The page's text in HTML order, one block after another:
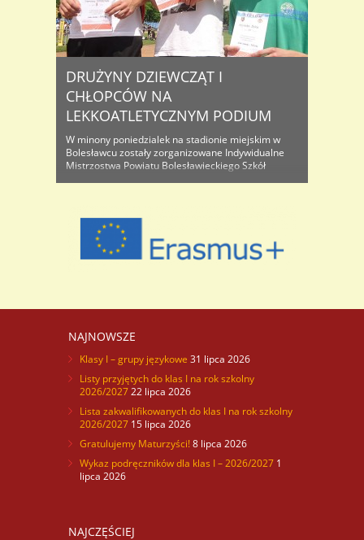
DRUŻYNY DZIEWCZĄT I
CHŁOPCÓW NA
LEKKOATLETYCZNYM PODIUM
W minony poniedzialek na stadionie miejskim w
Bolesławcu zostały zorganizowane Indywidualne
Mistrzostwa Powiatu Bolesławieckiego Szkół
Czechowska, Agata Rompała, Aneta Klementowska,
Joanna Nawrocka, Paulina Jarosz, Ilona Hil, Natalia
Przybylska, Klaudia Zarembecka, Simona Stloicka,
Natalia Madziarz, Anna Kuleska, Oliwia Żabińska, ..
NAJNOWSZE
Klasy I – grupy językowe 31 lipca 2026
Listy przyjętych do klas I na rok szkolny
2026/202722 lipca 2026
Lista zakwalifikowanych do klas I na rok szkolny
2026/2027 15 lipca 2026
Gratulujemy Maturzyści!8 lipca 2026
Wykaz podręczników dla klas I – 2026/2027 1
lipca 2026
NAJCZĘŚCIEJ